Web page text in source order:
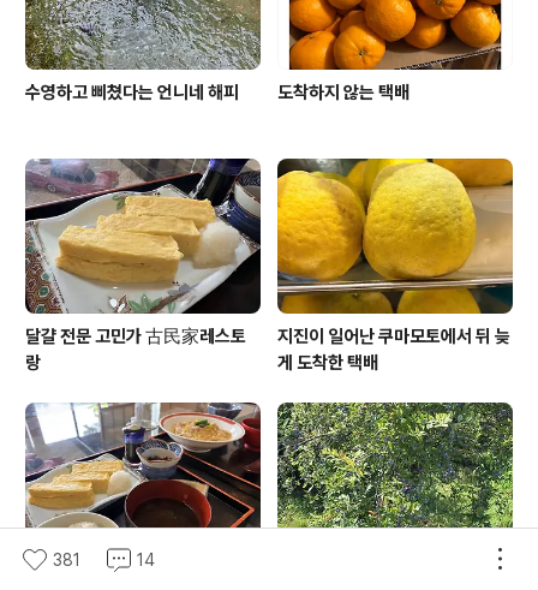
수영하고 삐쳤다는 언니네 해피 도착하지 않는 택배
달걀 전문 고민가 古民家레스토
랑
지진이 일어난 쿠마모토에서 뒤 늦
게 도착한 택배
381 14